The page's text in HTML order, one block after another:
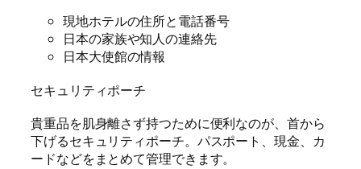
現地ホテルの住所と電話番号
日本の家族や知人の連絡先
日本大使館の情報
セキュリティポーチ
貴重品を肌身離さず持つために便利なのが、首から
下げるセキュリティポーチ。パスポート、現金、カ
ードなどをまとめて管理できます。